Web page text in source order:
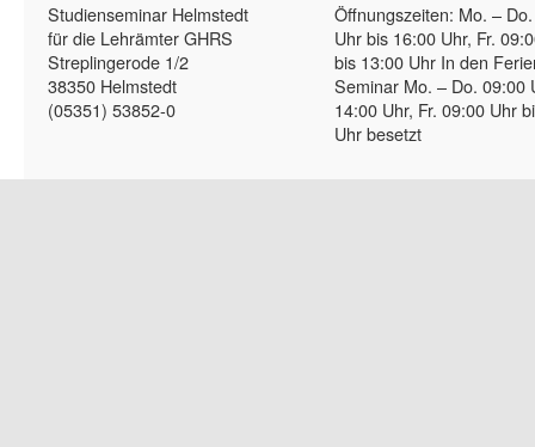
Studienseminar Helmstedt
für die Lehrämter GHRS
Streplingerode 1/2
38350 Helmstedt
(05351) 53852-0
Öffnungszeiten: Mo. –
Uhr bis 16:00 Uhr, Fr.
bis 13:00 Uhr In den
Seminar Mo. – Do. 09:00
14:00 Uhr, Fr. 09:00 Uhr
Uhr besetzt